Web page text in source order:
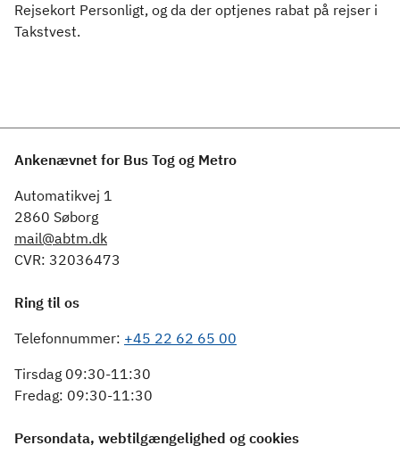
Rejsekort Personligt, og da der optjenes rabat på rejser i
Takstvest.
Ankenævnet for Bus Tog og Metro
Automatikvej 1
2860 Søborg
mail@abtm.dk
CVR: 32036473
Ring til os
Telefonnummer: +45 22 62 65 00
Tirsdag 09:30-11:30
Fredag: 09:30-11:30
Persondata, webtilgængelighed og cookies